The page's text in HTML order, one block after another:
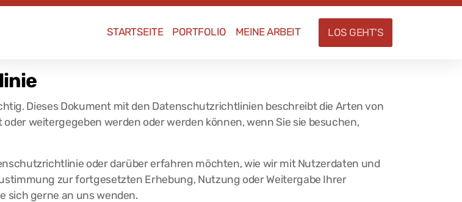
STARTSEITE PORTFOLIO MEINE ARBEIT LOS GEHT'S
Dieses Dokument mit den Datenschutzrichtlinien beschreibt die Arten von
weitergegeben werden oder werden können, wenn Sie sie besuchen,
oder darüber erfahren möchten, wie wir mit Nutzerdaten und
zur fortgesetzten Erhebung, Nutzung oder Weitergabe Ihrer
sich gerne an uns wenden.